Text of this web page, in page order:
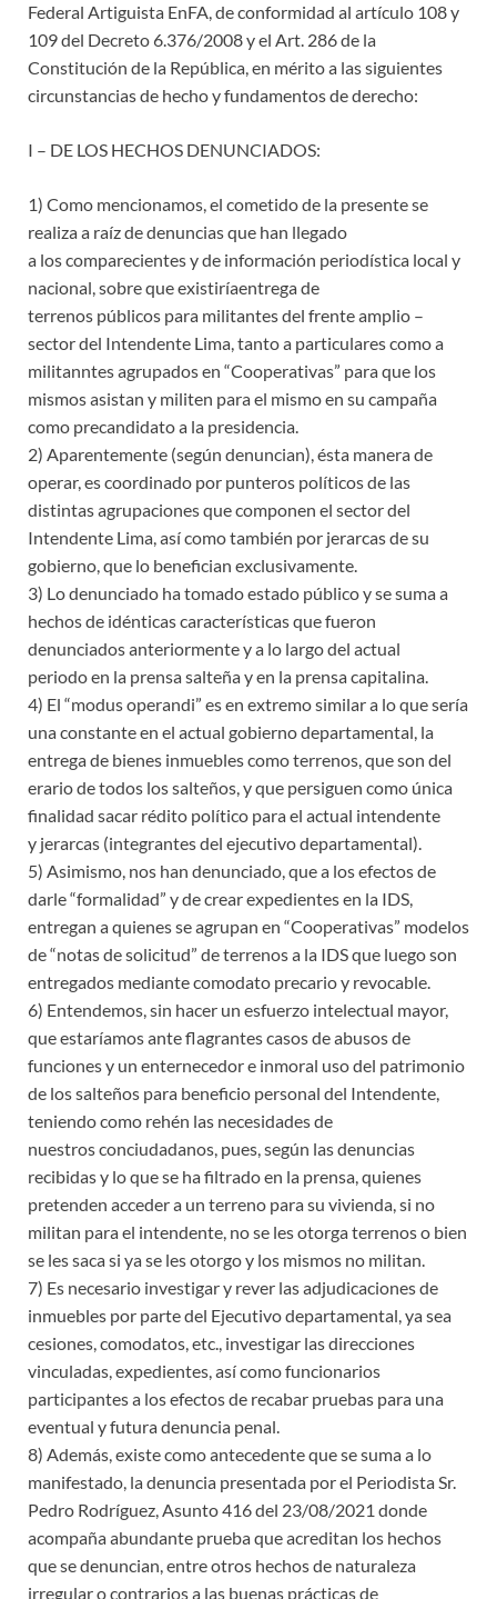
Federal Artiguista EnFA, de conformidad al artículo 108 y
109 del Decreto 6.376/2008 y el Art. 286 de la
Constitución de la República, en mérito a las siguientes
circunstancias de hecho y fundamentos de derecho:
I – DE LOS HECHOS DENUNCIADOS:
1) Como mencionamos, el cometido de la presente se
realiza a raíz de denuncias que han llegado
a los comparecientes y de información periodística local y
nacional, sobre que existiríaentrega de
terrenos públicos para militantes del frente amplio –
sector del Intendente Lima, tanto a particulares como a
militanntes agrupados en “Cooperativas” para que los
mismos asistan y militen para el mismo en su campaña
como precandidato a la presidencia.
2) Aparentemente (según denuncian), ésta manera de
operar, es coordinado por punteros políticos de las
distintas agrupaciones que componen el sector del
Intendente Lima, así como también por jerarcas de su
gobierno, que lo benefician exclusivamente.
3) Lo denunciado ha tomado estado público y se suma a
hechos de idénticas características que fueron
denunciados anteriormente y a lo largo del actual
periodo en la prensa salteña y en la prensa capitalina.
4) El “modus operandi” es en extremo similar a lo que sería
una constante en el actual gobierno departamental, la
entrega de bienes inmuebles como terrenos, que son del
erario de todos los salteños, y que persiguen como única
finalidad sacar rédito político para el actual intendente
y jerarcas (integrantes del ejecutivo departamental).
5) Asimismo, nos han denunciado, que a los efectos de
darle “formalidad” y de crear expedientes en la IDS,
entregan a quienes se agrupan en “Cooperativas” modelos
de “notas de solicitud” de terrenos a la IDS que luego son
entregados mediante comodato precario y revocable.
6) Entendemos, sin hacer un esfuerzo intelectual mayor,
que estaríamos ante flagrantes casos de abusos de
funciones y un enternecedor e inmoral uso del patrimonio
de los salteños para beneficio personal del Intendente,
teniendo como rehén las necesidades de
nuestros conciudadanos, pues, según las denuncias
recibidas y lo que se ha filtrado en la prensa, quienes
pretenden acceder a un terreno para su vivienda, si no
militan para el intendente, no se les otorga terrenos o bien
se les saca si ya se les otorgo y los mismos no militan.
7) Es necesario investigar y rever las adjudicaciones de
inmuebles por parte del Ejecutivo departamental, ya sea
cesiones, comodatos, etc., investigar las direcciones
vinculadas, expedientes, así como funcionarios
participantes a los efectos de recabar pruebas para una
eventual y futura denuncia penal.
8) Además, existe como antecedente que se suma a lo
manifestado, la denuncia presentada por el Periodista Sr.
Pedro Rodríguez, Asunto 416 del 23/08/2021 donde
acompaña abundante prueba que acreditan los hechos
que se denuncian, entre otros hechos de naturaleza
irregular o contrarios a las buenas prácticas de